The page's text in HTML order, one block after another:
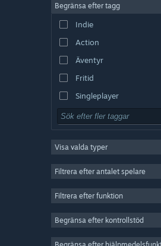
Engelska
Spanska – Spanien
Spanska – Latinamerika
Begränsa efter tagg
Indie
Action
Äventyr
Fritid
Singleplayer
Simulering
Strategi
2D
Gratis att spela
Visa valda typer
Filtrera efter antalet spelare
Filtrera efter funktion
Begränsa efter kontrollstöd